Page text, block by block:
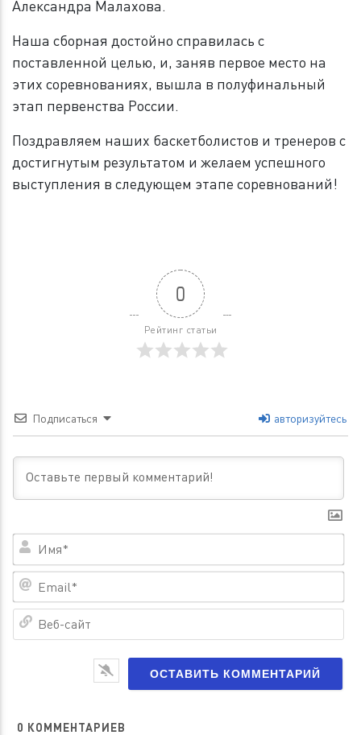
Александра Малахова.
Наша сборная достойно справилась с
поставленной целью, и, заняв первое место на
этих соревнованиях, вышла в полуфинальный
этап первенства России.
Поздравляем наших баскетболистов и тренеров с
достигнутым результатом и желаем успешного
выступления в следующем этапе соревнований!
0
Рейтинг статьи
Подписаться авторизуйтесь
0 КОММЕНТАРИЕВ